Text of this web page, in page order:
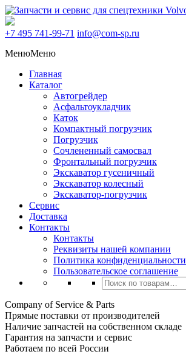
+7 495 741-99-71 info@com-sp.ru
МенюМеню
Главная
Каталог
Автогрейдер
Асфальтоукладчик
Каток
Компактный погрузчик
Погрузчик
Сочлененный самосвал
Фронтальный погрузчик
Экскаватор гусеничный
Экскаватор колесный
Экскаватор-погрузчик
Сервис
Доставка
Контакты
Контакты
Реквизиты нашей компании
Политика конфиденциальности
Пользовательское соглашение
Искать:
Company of Service & Parts
Прямые поставки от производителей
Наличие запчастей на собственном складе
Гарантия на запчасти и сервис
Работаем по всей России